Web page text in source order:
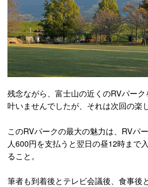
残念ながら、富士山の近くのRVパー
叶いませんでしたが、それは次回の楽
このRVパークの最大の魅力は、RVパ
人600円を支払うと翌日の昼12時まで
ること。
筆者も到着後とテレビ会議後、食事後